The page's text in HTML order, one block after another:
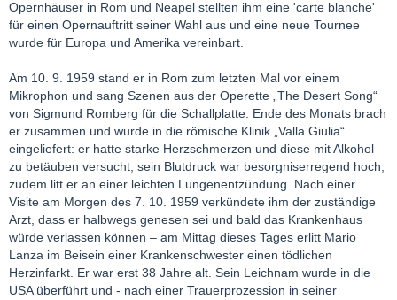
Opernhäuser in Rom und Neapel stellten ihm eine 'carte blanche'
für einen Opernauftritt seiner Wahl aus und eine neue Tournee
wurde für Europa und Amerika vereinbart.
Am 10. 9. 1959 stand er in Rom zum letzten Mal vor einem
Mikrophon und sang Szenen aus der Operette „The Desert Song“
von Sigmund Romberg für die Schallplatte. Ende des Monats brach
er zusammen und wurde in die römische Klinik „Valla Giulia“
eingeliefert: er hatte starke Herzschmerzen und diese mit Alkohol
zu betäuben versucht, sein Blutdruck war besorgniserregend hoch,
zudem litt er an einer leichten Lungenentzündung. Nach einer
Visite am Morgen des 7. 10. 1959 verkündete ihm der zuständige
Arzt, dass er halbwegs genesen sei und bald das Krankenhaus
würde verlassen können – am Mittag dieses Tages erlitt Mario
Lanza im Beisein einer Krankenschwester einen tödlichen
Herzinfarkt. Er war erst 38 Jahre alt. Sein Leichnam wurde in die
USA überführt und - nach einer Trauerprozession in seiner